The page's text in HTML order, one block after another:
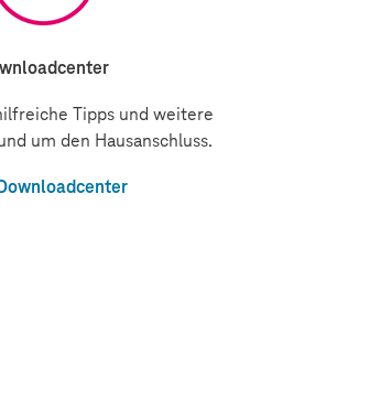
Tipps und weitere
um den Hausanschluss.